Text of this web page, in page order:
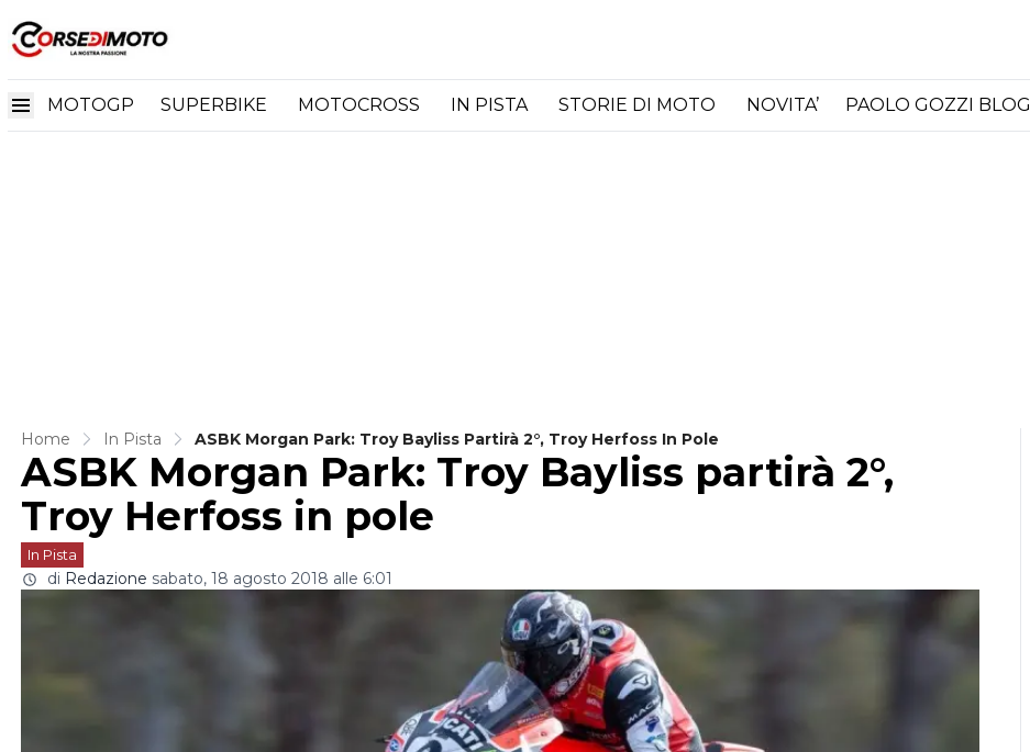
MOTOGP SUPERBIKE MOTOCROSS IN PISTA STORIE DI MOTO NOVITA’ PAOLO GOZZI BLOG
Home In Pista ASBK Morgan Park: Troy Bayliss Partirà 2°, Troy Herfoss In Pole
ASBK Morgan Park: Troy Bayliss partirà 2°,
Troy Herfoss in pole
In Pista
di Redazione sabato, 18 agosto 2018 alle 6:01